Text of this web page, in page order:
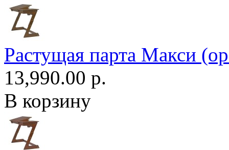
Растущая парта Макси
13,990.00 р.
В корзину